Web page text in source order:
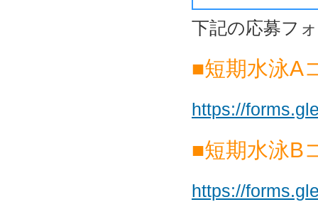
下記の応募フ
■短期水泳A
https://
■短期水泳B
https://